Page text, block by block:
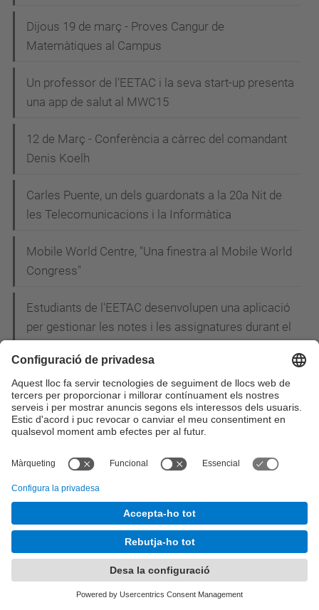
Dijous 19 de març - Proves Cangur de
Matemàtiques al Campus
Un professor de l'EETAC i la seva start-up presenta
una app de salut al MWC15
12 de Març - Conferència a càrrec del comandant
Denis Koelh
Carles Puente, un dels guardonats a la 20a Nit de
les Telecomunicacions i la Informàtica
Mobile World Centre, "Una finestra al Mobile World
Congress"
Estudiants de l'EETAC desenvolupen una aplicació
per gestionar les notes i les assignatures durant el
Dilluns 27 d'Abril - Conferència: "Ús de la
Infraestructura de Clau Pública (PKI) en els
projectes e-DNI i e-Passaport"
Inscriu-te ja a la 20a Nit de les Telecomunicacions
Estudiants de l'EETAC i l'ETSEIAT construeixen un
"drone" per salvar rinoceronts i elefants de la
cacera furtiva a l’Àfrica
L'EETAC participa a la I Jornada CiTIC: els